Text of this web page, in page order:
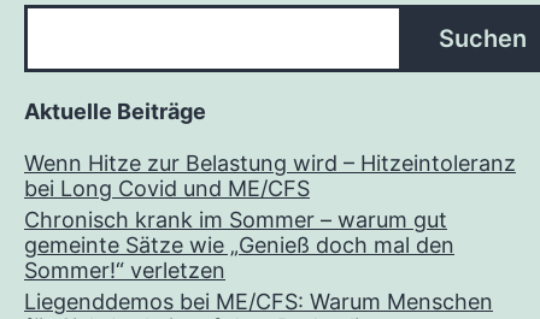
Suchen
Aktuelle Beiträge
Wenn Hitze zur Belastung wird – Hitzeintoleranz
bei Long Covid und ME/CFS
Chronisch krank im Sommer – warum gut
gemeinte Sätze wie „Genieß doch mal den
Sommer!“ verletzen
Liegenddemos bei ME/CFS: Warum Menschen